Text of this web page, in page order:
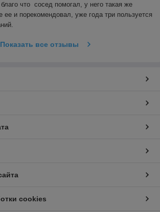
что  сосед помогал, у него такая же
ее и порекомендовал, уже года три пользуется
Показать все отзывы
cookies